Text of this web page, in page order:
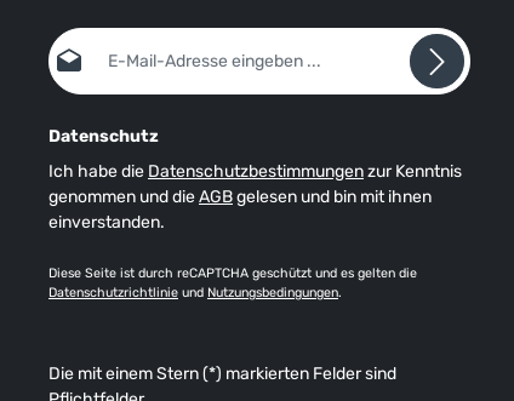
E-Mail-Adresse*
Datenschutz
Ich habe die Datenschutzbestimmungenzur Kenntnis
genommen und dieAGBgelesen und bin mit ihnen
einverstanden.
Diese Seite ist durch reCAPTCHA geschützt und es gelten die
Datenschutzrichtlinie und Nutzungsbedingungen.
Die mit einem Stern (*) markierten Felder sind